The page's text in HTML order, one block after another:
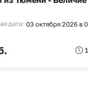
дата: 03 октября 2026 в